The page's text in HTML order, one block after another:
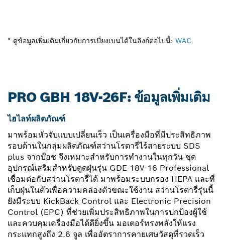
* ดูข้อมูลเพิ่มเติมเกี่ยวกับการเบี่ยงเบนได้ในลิงก์ต่อไปนี้: WAC
PRO GBH 18V-26F: ข้อมูลเพิ่มเติม
ไฮไลท์ผลิตภัณฑ์
มาพร้อมหัวจับแบบเปลี่ยนเร็ว เป็นเครื่องมือที่มีประสิทธิภาพ
รอบด้านในกลุ่มผลิตภัณฑ์สว่านโรตารี่ไร้สายระบบ SDS
plus จากบ๊อช จึงเหมาะสำหรับการทำงานในทุกวัน ชุด
อุปกรณ์เสริมสำหรับดูดฝุ่นรุ่น GDE 18V-16 Professional
เชื่อมต่อกับสว่านโรตารี่ได้ มาพร้อมระบบกรอง HEPA และที่
เก็บฝุ่นในตัวเพื่อความคล่องตัวขณะใช้งาน สว่านโรตารี่รุ่นนี้
ยังมีระบบ KickBack Control และ Electronic Precision
Control (EPC) ที่ช่วยเพิ่มประสิทธิภาพในการปกป้องผู้ใช้
และควบคุมเครื่องมือได้ดียิ่งขึ้น มอเตอร์ทรงพลังให้แรง
กระแทกสูงถึง 2.6 จูล เพื่ออัตราการคายเศษวัสดุที่รวดเร็ว